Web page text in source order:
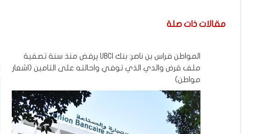
مقالات ذات صلة
المواطن فراس بن ناصر: بنك UBCI يرفض منذ سنة تصفية
ملف قرض والدي الذي توفي واحالته على التامين (اشعار
مواطن)